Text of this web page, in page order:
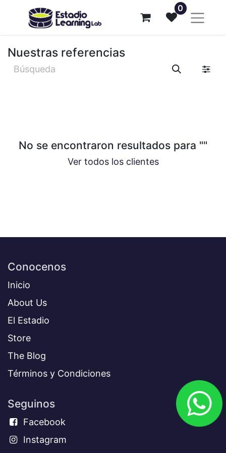
0
Nuestras referencias
No se encontraron resultados para ""
Ver todos los clientes
Conocenos
Inicio
About Us
El Estadio
Store
The Blog
Términos y Condiciones​
Seguinos
Facebook
Instagram